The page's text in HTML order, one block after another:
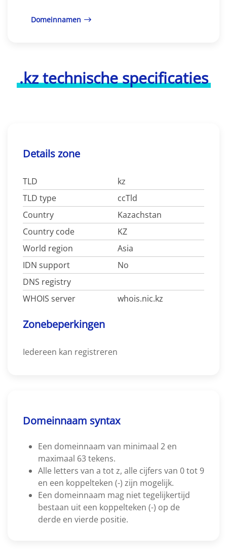
Domeinnamen
.kz technische specificaties
Details zone
TLD
kz
TLD type
ccTld
Country
Kazachstan
Country code
KZ
World region
Asia
IDN support
No
DNS registry
WHOIS server
whois.nic.kz
Zonebeperkingen
Iedereen kan registreren
Domeinnaam syntax
Een domeinnaam van minimaal 2 en
maximaal 63 tekens.
Alle letters van a tot z, alle cijfers van 0 tot 9
en een koppelteken (-) zijn mogelijk.
Een domeinnaam mag niet tegelijkertijd
bestaan uit een koppelteken (-) op de
derde en vierde positie.